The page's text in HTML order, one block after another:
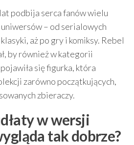
podbija serca fanów wielu
– od serialowych
aż po gry i komiksy. Rebel
by również w kategorii
się figurka, która
zarówno początkujących,
zbieraczy.
w wersji
tak dobrze?